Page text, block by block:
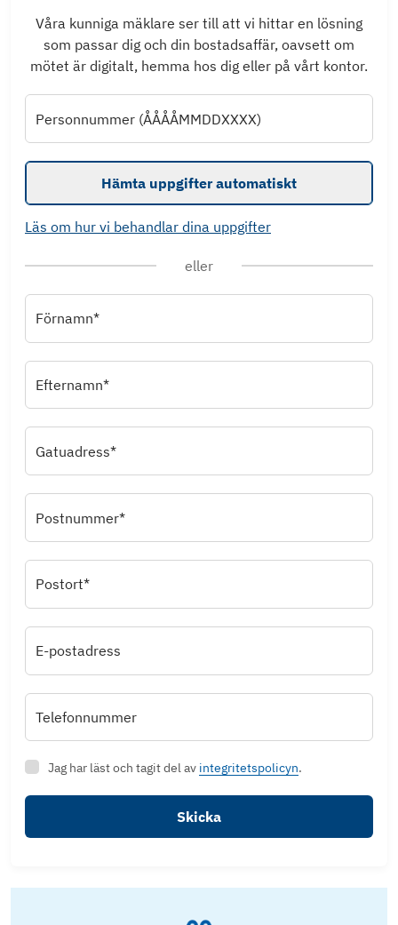
Våra kunniga mäklare ser till att vi hittar en lösning
som passar dig och din bostadsaffär, oavsett om
mötet är digitalt, hemma hos dig eller på vårt kontor.
Personnummer (ÅÅÅÅMMDDXXXX)
Hämta uppgifter automatiskt
Läs om hur vi behandlar dina uppgifter
eller
Förnamn*
Efternamn*
Gatuadress*
Postnummer*
Postort*
E-postadress
Telefonnummer
Jag har läst och tagit del av integritetspolicyn.
Skicka